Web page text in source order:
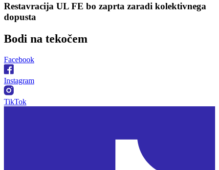
Restavracija UL FE bo zaprta zaradi kolektivnega
dopusta
Bodi na tekočem
Facebook
Instagram
TikTok